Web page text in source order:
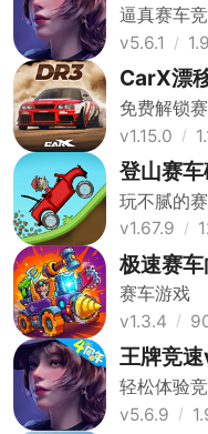
逼真赛车
v5.6.1
CarX漂
免费解锁
戏
v1.15.0
登山赛
玩不腻的
v1.67.9
极速赛
赛车游戏
v1.3.4
王牌竞
轻松体验
v5.6.9